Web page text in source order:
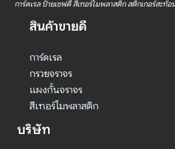
การ์ดเรล ป้ายเซฟตี้ สีเทอร์โมพลาสติก สติ๊กเกอร์สะ
สินค้าขายดี
การ์ดเรล
กรวยจราจร
แผงกั้นจราจร
สีเทอร์โมพลาสติก
บริษัท